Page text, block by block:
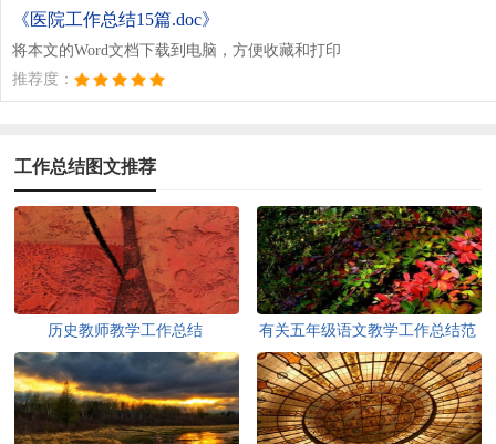
《医院工作总结15篇.doc》
将本文的Word文档下载到电脑，方便收藏和打印
推荐度：
工作总结图文推荐
历史教师教学工作总结
有关五年级语文教学工作总结范
文